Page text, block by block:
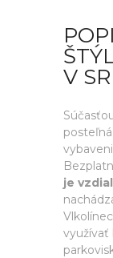
V
je
využívať